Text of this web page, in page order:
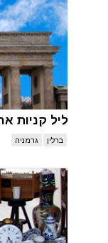
ליל קניות
ברלין גרמניה